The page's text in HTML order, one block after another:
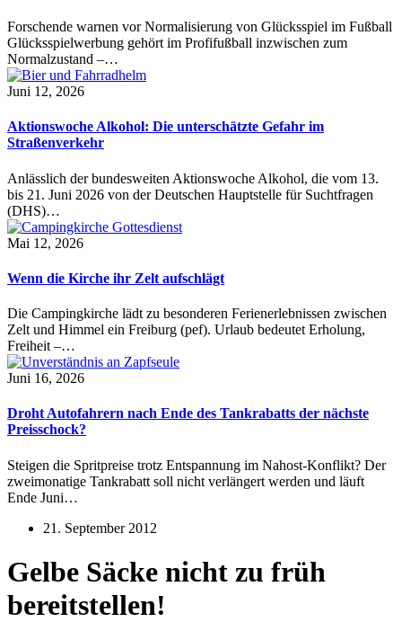
Forschende warnen vor Normalisierung von Glücksspiel im Fußball
Glücksspielwerbung gehört im Profifußball inzwischen zum
Normalzustand –…
Juni 12, 2026
Aktionswoche Alkohol: Die unterschätzte Gefahr im
Straßenverkehr
Anlässlich der bundesweiten Aktionswoche Alkohol, die vom 13.
bis 21. Juni 2026 von der Deutschen Hauptstelle für Suchtfragen
(DHS)…
Mai 12, 2026
Wenn die Kirche ihr Zelt aufschlägt
Die Campingkirche lädt zu besonderen Ferienerlebnissen zwischen
Zelt und Himmel ein Freiburg (pef). Urlaub bedeutet Erholung,
Freiheit –…
Juni 16, 2026
Droht Autofahrern nach Ende des Tankrabatts der nächste
Preisschock?
Steigen die Spritpreise trotz Entspannung im Nahost-Konflikt? Der
zweimonatige Tankrabatt soll nicht verlängert werden und läuft
Ende Juni…
21. September 2012
Gelbe Säcke nicht zu früh
bereitstellen!